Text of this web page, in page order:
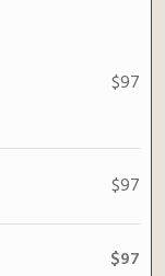
$97
$97
$97